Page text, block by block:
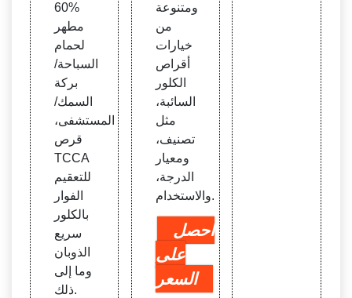
60%
مطهر
لحمام
السباحة/
بركة
السمك/
المستشفى،
قرص
TCCA
للتعقيم
الفوار
بالكلور
سريع
الذوبان
وما إلى
ذلك.
ومتنوعة
من
خيارات
أقراص
الكلور
السائبة،
مثل
تصنيف،
ومعيار
الدرجة،
والاستخدام.
احصل
على
السعر